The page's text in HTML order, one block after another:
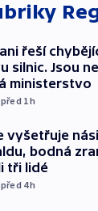
řeší
silnic. Jsou
ministerstvo
před 1h
vyšetřuje
bodná
tři lidé
před 4h